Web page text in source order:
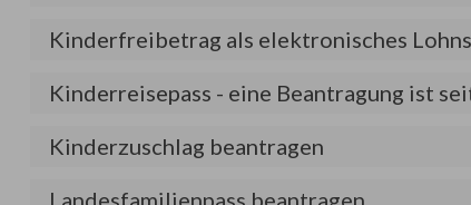
Kinderfreibetrag als elektronisches
Kinderreisepass - eine Beantragung ist
Kinderzuschlag beantragen
Landesfamilienpass beantragen